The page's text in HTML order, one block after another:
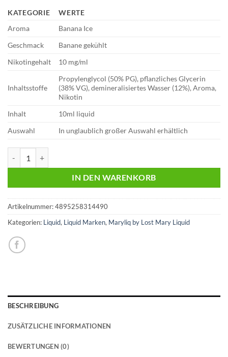
KATEGORIE
WERTE
Aroma
Banana Ice
Geschmack
Banane gekühlt
Nikotingehalt
10 mg/ml
Inhaltsstoffe
Propylenglycol (50% PG), pflanzliches Glycerin
(38% VG), demineralisiertes Wasser (12%), Aroma,
Nikotin
Inhalt
10ml liquid
Auswahl
In unglaublich großer Auswahl erhältlich
IN DEN WARENKORB
Artikelnummer:4895258314490
Kategorien: Liquid, Liquid Marken, Maryliq by Lost Mary Liquid
BESCHREIBUNG
ZUSÄTZLICHE INFORMATIONEN
BEWERTUNGEN (0)